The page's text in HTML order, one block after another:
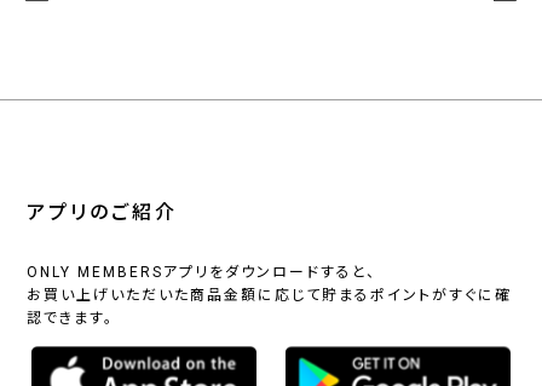
アプリのご紹介
ONLY MEMBERSアプリをダウンロードすると、
お買い上げいただいた商品金額に応じて貯まるポイントがすぐに確
認できます。